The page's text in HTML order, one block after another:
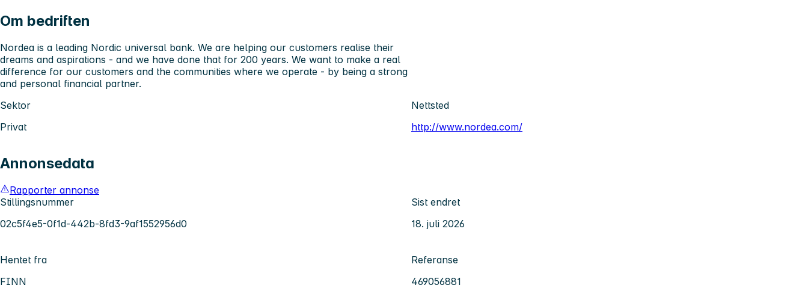
Om bedriften
Nordea is a leading Nordic universal bank. We are helping our customers realise their
dreams and aspirations - and we have done that for 200 years. We want to make a real
difference for our customers and the communities where we operate - by being a strong
and personal financial partner.
Sektor
Privat
Nettsted
http://www.nordea.com/
Annonsedata
Rapporter annonse
Stillingsnummer
02c5f4e5-0f1d-442b-8fd3-9af1552956d0
Sist endret
18. juli 2026
Hentet fra
FINN
Referanse
469056881